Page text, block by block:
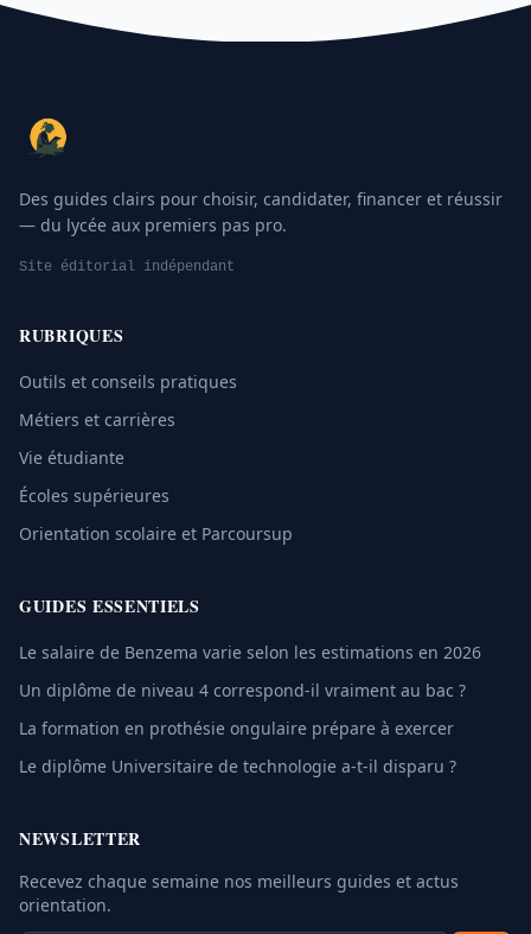
Des guides clairs pour choisir, candidater, financer et réussir
— du lycée aux premiers pas pro.
Site éditorial indépendant
RUBRIQUES
Outils et conseils pratiques
Métiers et carrières
Vie étudiante
Écoles supérieures
Orientation scolaire et Parcoursup
GUIDES ESSENTIELS
Le salaire de Benzema varie selon les estimations en 2026
Un diplôme de niveau 4 correspond-il vraiment au bac ?
La formation en prothésie ongulaire prépare à exercer
Le diplôme Universitaire de technologie a-t-il disparu ?
NEWSLETTER
Recevez chaque semaine nos meilleurs guides et actus
orientation.